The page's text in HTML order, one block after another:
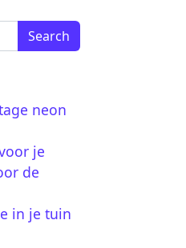
neon
je
de
in je tuin